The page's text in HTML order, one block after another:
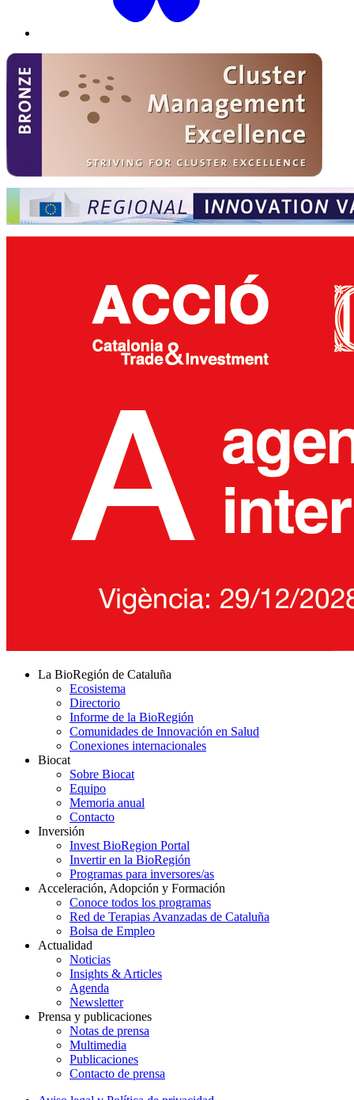
La BioRegión de Cataluña
Ecosistema
Directorio
Informe de la BioRegión
Comunidades de Innovación en Salud
Conexiones internacionales
Biocat
Sobre Biocat
Equipo
Memoria anual
Contacto
Inversión
Invest BioRegion Portal
Invertir en la BioRegión
Programas para inversores/as
Acceleración, Adopción y Formación
Conoce todos los programas
Red de Terapias Avanzadas de Cataluña
Bolsa de Empleo
Actualidad
Noticias
Insights & Articles
Agenda
Newsletter
Prensa y publicaciones
Notas de prensa
Multimedia
Publicaciones
Contacto de prensa